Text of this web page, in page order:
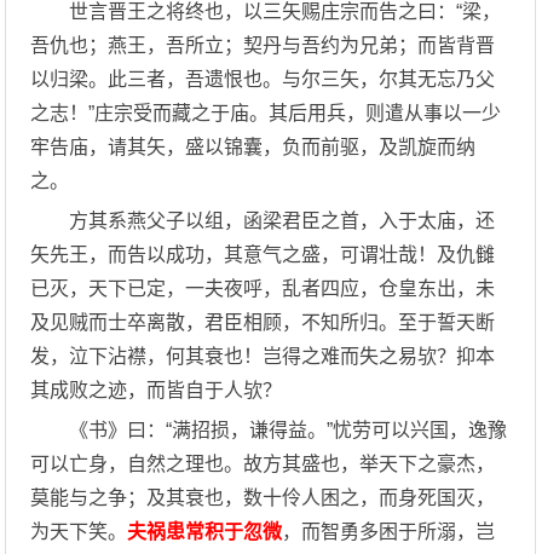
世言晋王之将终也，以三矢赐庄宗而告之曰：“梁，
吾仇也；燕王，吾所立；契丹与吾约为兄弟；而皆背晋
以归梁。此三者，吾遗恨也。与尔三矢，尔其无忘乃父
之志！”庄宗受而藏之于庙。其后用兵，则遣从事以一少
牢告庙，请其矢，盛以锦囊，负而前驱，及凯旋而纳
之。
方其系燕父子以组，函梁君臣之首，入于太庙，还
矢先王，而告以成功，其意气之盛，可谓壮哉！及仇雠
已灭，天下已定，一夫夜呼，乱者四应，仓皇东出，未
及见贼而士卒离散，君臣相顾，不知所归。至于誓天断
发，泣下沾襟，何其衰也！岂得之难而失之易欤？抑本
其成败之迹，而皆自于人欤？
《书》曰：“满招损，谦得益。”忧劳可以兴国，逸豫
可以亡身，自然之理也。故方其盛也，举天下之豪杰，
莫能与之争；及其衰也，数十伶人困之，而身死国灭，
为天下笑。 夫祸患常积于忽微，而智勇多困于所溺，岂